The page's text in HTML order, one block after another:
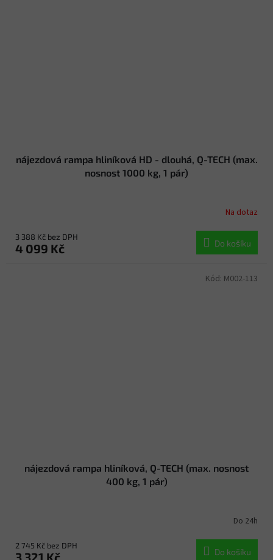
nájezdová rampa hliníková HD - dlouhá, Q-TECH (max.
nosnost 1000 kg, 1 pár)
Na dotaz
3 388 Kč bez DPH
4 099 Kč Do košíku
nájezdová rampa hliníková, Q-TECH (max. nosnost
400 kg, 1 pár)
Do 24h
2 745 Kč bez DPH
3 321 Kč Do košíku
Kód: M002-113